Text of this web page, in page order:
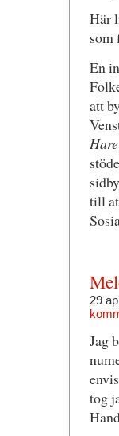
Här
som
En
att
till
29
Jag
tog